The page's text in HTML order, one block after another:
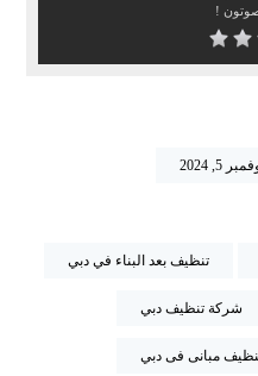
!
5, 2024
تنظيف بعد البناء في دبي
شركة تنظيف دبي
مبانى فى دبي